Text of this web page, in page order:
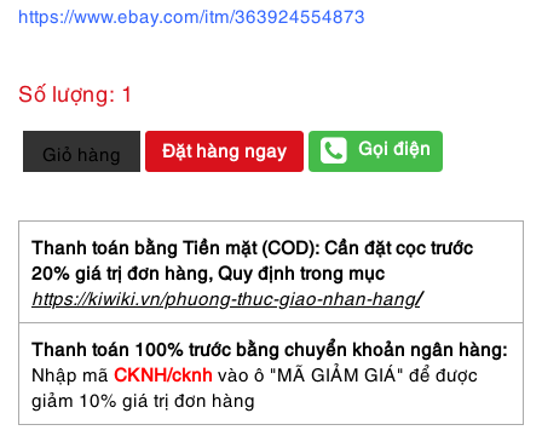
https://www.ebay.com/itm/363924554873
Số lượng: 1
0264-
Yves
Laurent
Baby
Doll
EDT
7.5ml-
Nước
hoa
nữ-
Chai
Giỏ hàng Đặt hàng ngay Gọi điện
Thanh toán bằng Tiền mặt (COD): Cần đặt cọc trước
20% giá trị đơn hàng, Quy định trong mục
https://kiwiki.vn/phuong-thuc-giao-nhan-hang/
Thanh toán 100% trước bằng chuyển khoản ngân hàng:
Nhập mã CKNH/cknh vào ô "MÃ GIẢM GIÁ" để được
giảm 10% giá trị đơn hàng